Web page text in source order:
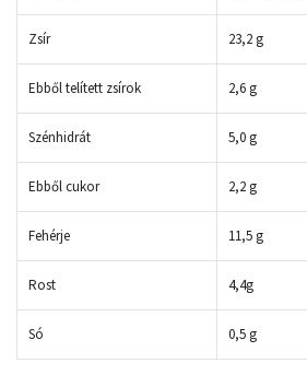
Zsír 23,2 g
Ebből telített zsírok 2,6 g
Szénhidrát 5,0 g
Ebből cukor 2,2 g
Fehérje 11,5 g
Rost 4,4g
Só 0,5 g